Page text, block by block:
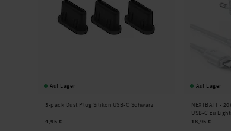
Auf Lager
3-pack Dust Plug Silikon USB-C Schwarz
4,95 €
Auf Lager
NEXTBATT -
USB-C zu
18,95 €